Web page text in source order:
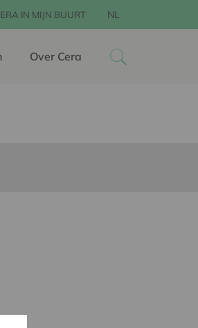
IN MIJN BUURT NL
Over Cera